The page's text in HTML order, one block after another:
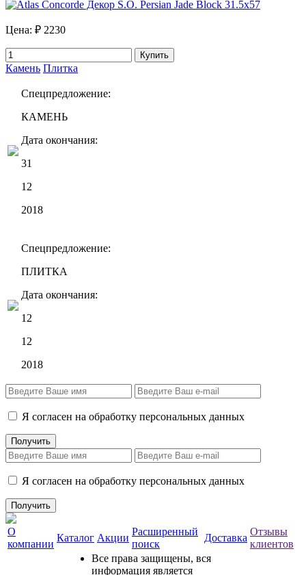
Цена: ₽ 2230
Купить
Камень Плитка
Спецпредложение:
КАМЕНЬ
Дата окончания:
31
12
2018
Спецпредложение:
ПЛИТКА
Дата окончания:
12
12
2018
Я согласен на обработку персональных данных
Я согласен на обработку персональных данных
О
компании
Каталог Акции
Расширенный
поиск
Доставка
Отзывы
клиентов
Все права защищены, вся
информация является